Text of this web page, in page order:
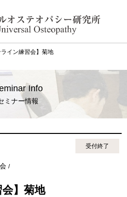
ライン練習会】菊地
Info
ミナー情報
受付終了
/
会】菊地